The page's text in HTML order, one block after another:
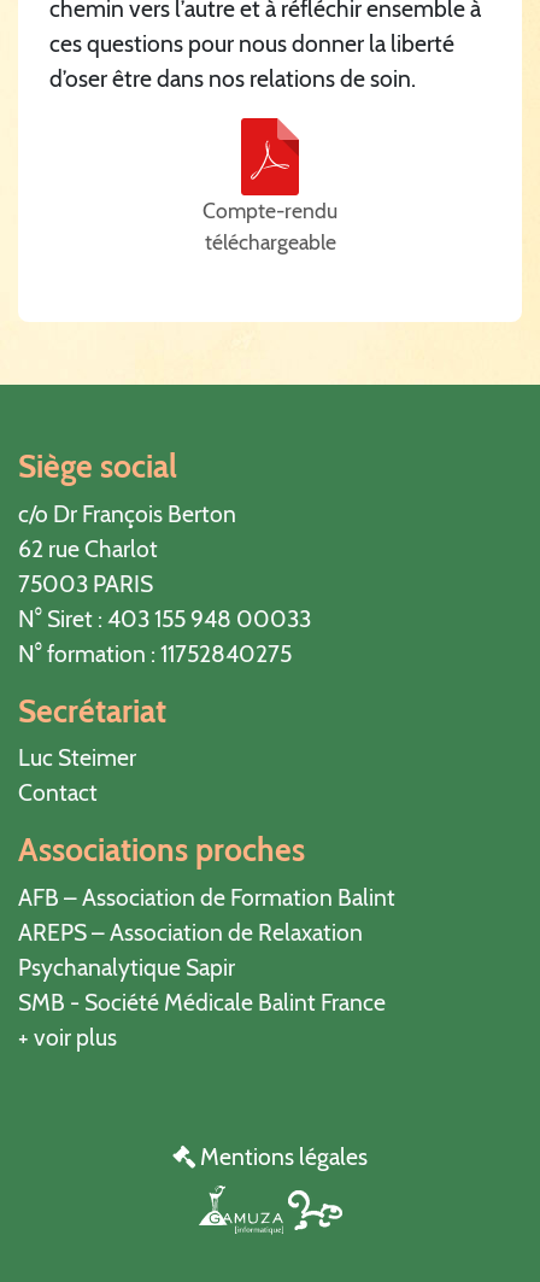
chemin vers l’autre et à réfléchir ensemble à
ces questions pour nous donner la liberté
d’oser être dans nos relations de soin.
Compte-rendu
téléchargeable
Siège social
c/o Dr François Berton
62 rue Charlot
75003 PARIS
N° Siret : 403 155 948 00033
N° formation : 11752840275
Secrétariat
Luc Steimer
Contact
Associations proches
AFB – Association de Formation Balint
AREPS – Association de Relaxation
Psychanalytique Sapir
SMB - Société Médicale Balint France
+ voir plus
Mentions légales